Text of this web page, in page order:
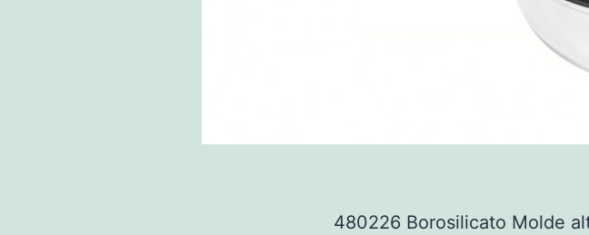
480226 Borosilicato Molde